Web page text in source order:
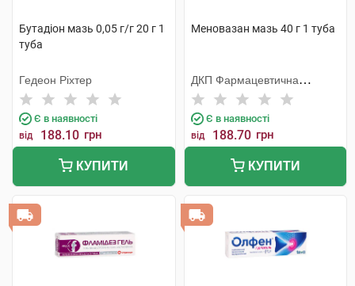
Бутадіон мазь 0,05 г/г 20 г 1
туба
Гедеон Ріхтер
Є в наявності
від 188.10 грн
КУПИТИ
Меновазан мазь 40 г 1 туба
ДКП Фармацевтична
фабрика
Є в наявності
від 188.70 грн
КУПИТИ